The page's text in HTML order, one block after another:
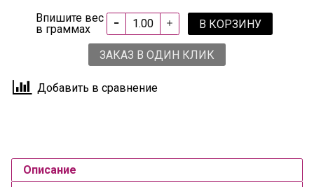
Впишите вес
в граммах
В КОРЗИНУ
ЗАКАЗ В ОДИН КЛИК
Добавить в сравнение
Описание